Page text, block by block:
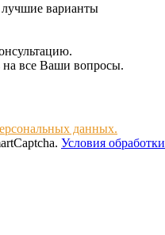
варианты
на все Ваши вопросы.
данных.
Условия обработки